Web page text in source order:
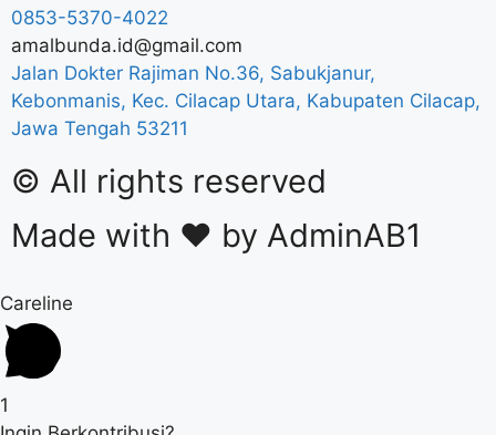
0853-5370-4022
amalbunda.id@gmail.com
Jalan Dokter Rajiman No.36, Sabukjanur,
Kebonmanis, Kec. Cilacap Utara, Kabupaten Cilacap,
Jawa Tengah 53211
© All rights reserved
Made with ❤ by AdminAB1
Careline
1